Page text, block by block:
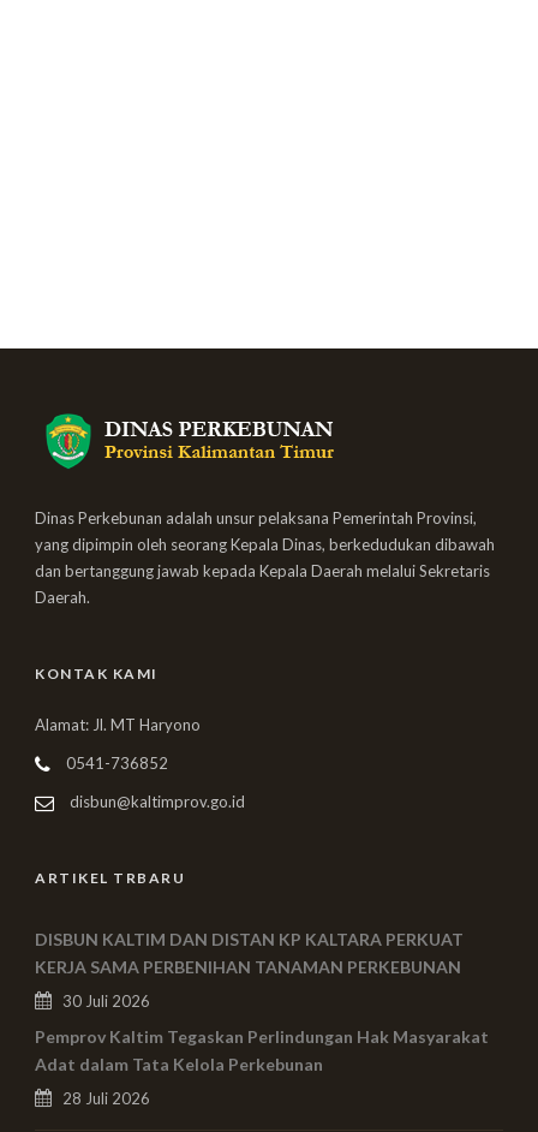
Dinas Perkebunan adalah unsur pelaksana Pemerintah Provinsi,
yang dipimpin oleh seorang Kepala Dinas, berkedudukan dibawah
dan bertanggung jawab kepada Kepala Daerah melalui Sekretaris
Daerah.
KONTAK KAMI
Alamat: Jl. MT Haryono
0541-736852
disbun@kaltimprov.go.id
ARTIKEL TRBARU
DISBUN KALTIM DAN DISTAN KP KALTARA PERKUAT
KERJA SAMA PERBENIHAN TANAMAN PERKEBUNAN
30 Juli 2026
Pemprov Kaltim Tegaskan Perlindungan Hak Masyarakat
Adat dalam Tata Kelola Perkebunan
28 Juli 2026